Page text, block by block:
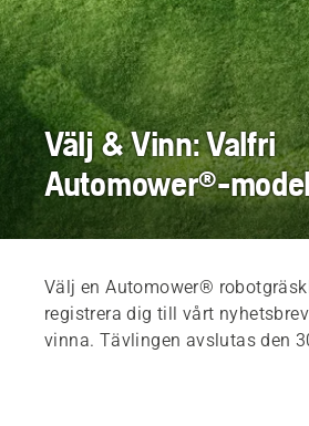
Välj & Vinn: Valfri
Automower®-
Välj en Automower®
registrera dig till vårt
vinna. Tävlingen avslutas den